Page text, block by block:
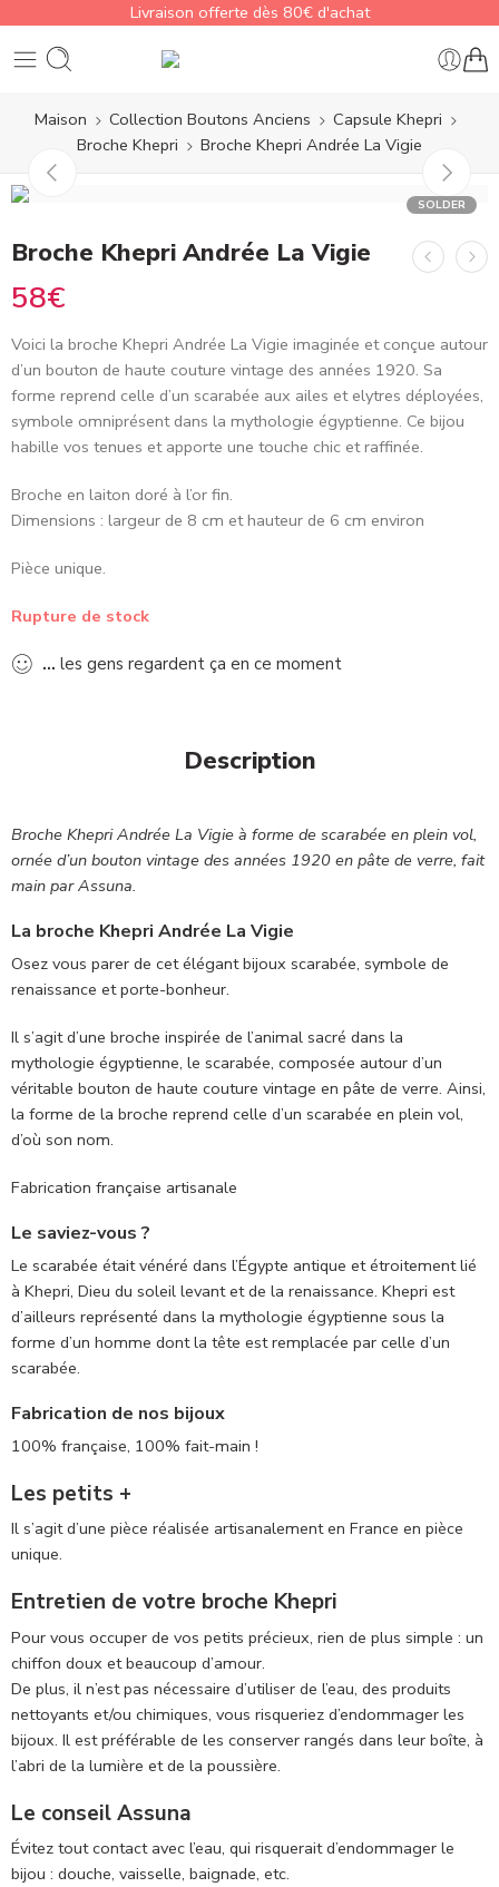
Livraison offerte dès 80€ d'achat
Maison Collection Boutons Anciens
Capsule Khepri
Broche Khepri
Broche Khepri Andrée La Vigie
SOLDER
Broche Khepri Andrée La Vigie
58€
Voici la broche Khepri Andrée La Vigie imaginée et conçue autour
d’un bouton de haute couture vintage des années 1920. Sa
forme reprend celle d’un scarabée aux ailes et elytres déployées,
symbole omniprésent dans la mythologie égyptienne. Ce bijou
habille vos tenues et apporte une touche chic et raffinée.
Broche en laiton doré à l’or fin.
Dimensions : largeur de 8 cm et hauteur de 6 cm environ
Pièce unique.
Rupture de stock
... les gens regardent ça en ce moment
Description
Broche Khepri Andrée La Vigie à forme de scarabée en plein vol,
ornée d’un bouton vintage des années 1920 en pâte de verre, fait
main par Assuna.
La broche Khepri Andrée La Vigie
Osez vous parer de cet élégant bijoux scarabée, symbole de
renaissance et porte-bonheur.
Il s’agit d’une broche inspirée de l’animal sacré dans la
mythologie égyptienne, le scarabée, composée autour d’un
véritable bouton de haute couture vintage en pâte de verre. Ainsi,
la forme de la broche reprend celle d’un scarabée en plein vol,
d’où son nom.
Fabrication française artisanale
Le saviez-vous ?
Le scarabée était vénéré dans l’Égypte antique et étroitement lié
à Khepri, Dieu du soleil levant et de la renaissance. Khepri est
d’ailleurs représenté dans la mythologie égyptienne sous la
forme d’un homme dont la tête est remplacée par celle d’un
scarabée.
Fabrication de nos bijoux
100% française, 100% fait-main !
Les petits +
Il s’agit d’une pièce réalisée artisanalement en France en pièce
unique.
Entretien de votre broche Khepri
Pour vous occuper de vos petits précieux, rien de plus simple : un
chiffon doux et beaucoup d’amour.
De plus, il n’est pas nécessaire d’utiliser de l’eau, des produits
nettoyants et/ou chimiques, vous risqueriez d’endommager les
bijoux. Il est préférable de les conserver rangés dans leur boîte, à
l’abri de la lumière et de la poussière.
Le conseil Assuna
Évitez tout contact avec l’eau, qui risquerait d’endommager le
bijou : douche, vaisselle, baignade, etc.